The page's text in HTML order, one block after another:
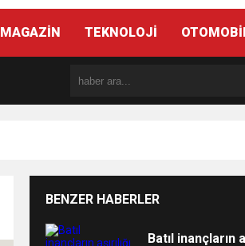
MAGAZİN TEKNOLOJİ
BENZER HABERLER
Batıl inançların